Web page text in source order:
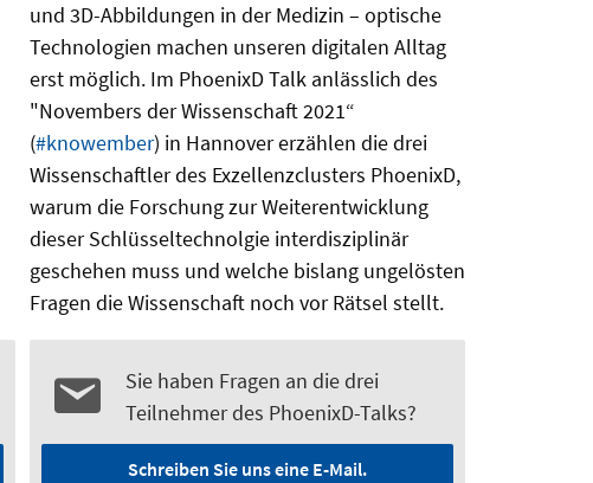
und 3D-Abbildungen in der Medizin – optische
Technologien machen unseren digitalen Alltag
erst möglich. Im PhoenixD Talk anlässlich des
"Novembers der Wissenschaft 2021“
(#knowember) in Hannover erzählen die drei
Wissenschaftler des Exzellenzclusters PhoenixD,
warum die Forschung zur Weiterentwicklung
dieser Schlüsseltechnolgie interdisziplinär
geschehen muss und welche bislang ungelösten
Fragen die Wissenschaft noch vor Rätsel stellt.
Sie haben Fragen an die drei
Teilnehmer des PhoenixD-Talks?
Schreiben Sie uns eine E-Mail.